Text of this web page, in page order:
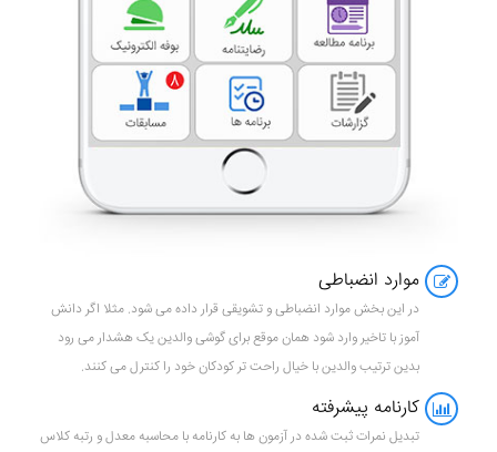
موارد انضباطی
در این بخش موارد انضباطی و تشویقی قرار داده می شود. مثلا اگر دانش
آموز با تاخیر وارد شود همان موقع برای گوشی والدین یک هشدار می رود
بدین ترتیب والدین با خیال راحت تر کودکان خود را کنترل می کنند.
کارنامه پیشرفته
تبدیل نمرات ثبت شده در آزمون ها به کارنامه با محاسبه معدل و رتبه کلاس